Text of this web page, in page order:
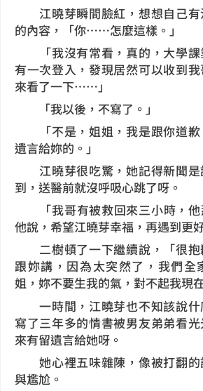
江曉芽瞬間臉紅，想想自己有
的內容，「你……怎麼這樣。」
「我沒有常看，真的，大學課
有一次登入，發現居然可以收到
來看了一下……」
「我以後，不寫了。」
「不是，姐姐，我是跟你道歉
遺言給妳的。」
江曉芽很吃驚，她記得新聞是
到，送醫前就沒呼吸心跳了呀。
「我哥有被救回來三小時，
他說，希望江曉芽幸福，再遇到更
二樹頓了一下繼續說，「很抱
跟妳講，因為太突然了，我們
姐，妳不要生我的氣，對不起我現
一時間，江曉芽也不知該說什
寫了三年多的情書被男友弟弟看
來有留遺言給她呀。
她心裡五味雜陳，像被打翻的
與尷尬。